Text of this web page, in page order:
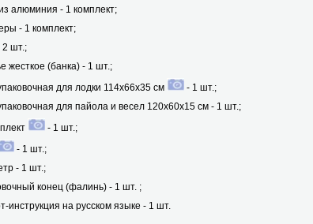
алюминия - 1 комплект;
- 1 комплект;
2 шт.;
жесткое (банка) - 1 шт.;
для лодки 114х66х35 см
- 1 шт.;
для пайола и весел 120х60х15 см - 1 шт.;
- 1 шт.;
- 1 шт.;
- 1 шт.;
конец (фалинь) - 1 шт. ;
инструкция на русском языке - 1 шт.